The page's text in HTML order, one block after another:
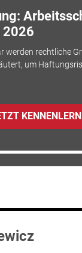
2026
werden rechtliche
um